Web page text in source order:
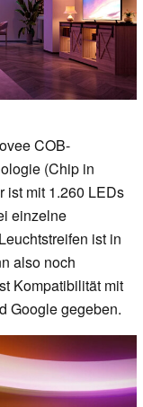
COB-
(Chip in
ist mit 1.260 LEDs
einzelne
ist in
also noch
Kompatibilität mit
Google gegeben.